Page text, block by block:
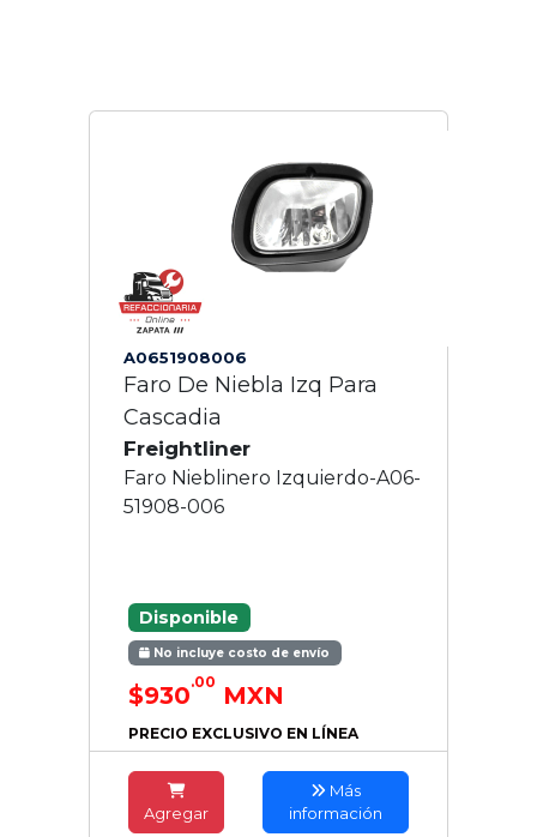
A0651908006
Faro De Niebla Izq Para
Cascadia
Freightliner
Faro Nieblinero Izquierdo-A06-
51908-006
Disponible
No incluye costo de envío
$930.00 MXN
PRECIO EXCLUSIVO EN LÍNEA
Agregar
Más
información